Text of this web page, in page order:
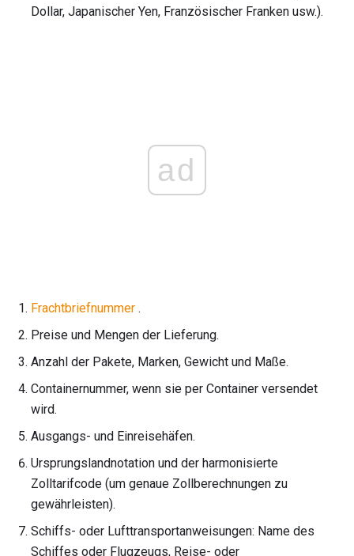
Dollar, Japanischer Yen, Französischer Franken usw.).
ad
Frachtbriefnummer .
Preise und Mengen der Lieferung.
Anzahl der Pakete, Marken, Gewicht und Maße.
Containernummer, wenn sie per Container versendet
wird.
Ausgangs- und Einreisehäfen.
Ursprungslandnotation und der harmonisierte
Zolltarifcode (um genaue Zollberechnungen zu
gewährleisten).
Schiffs- oder Lufttransportanweisungen: Name des
Schiffes oder Flugzeugs, Reise- oder